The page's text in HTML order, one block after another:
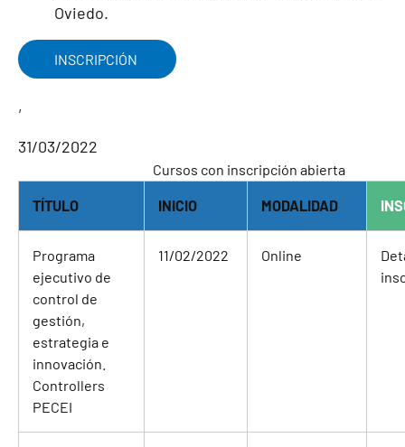
Oviedo.
INSCRIPCIÓN
,
31/03/2022
Cursos con inscripción abierta
TÍTULO INICIO MODALIDAD
Programa
ejecutivo de
control de
gestión,
estrategia e
innovación.
Controllers
PECEI
11/02/2022 Online